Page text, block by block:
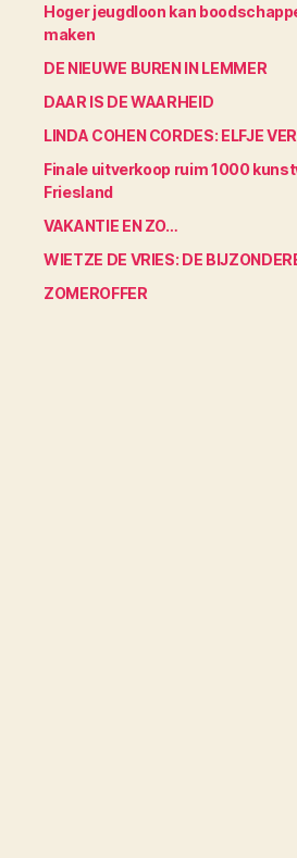
Hoger jeugdloon kan
maken
DE NIEUWE BUREN IN LEMMER
DAAR IS DE WAARHEID
LINDA COHEN CORDES: ELFJE
Finale uitverkoop ruim 1000
Friesland
VAKANTIE EN ZO…
WIETZE DE VRIES: DE
ZOMEROFFER